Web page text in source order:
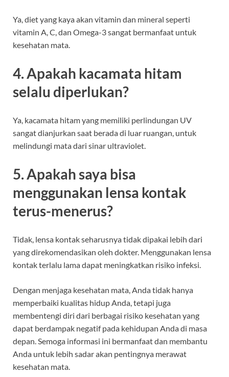
Ya, diet yang kaya akan vitamin dan mineral seperti
vitamin A, C, dan Omega-3 sangat bermanfaat untuk
kesehatan mata.
4. Apakah kacamata hitam
selalu diperlukan?
Ya, kacamata hitam yang memiliki perlindungan UV
sangat dianjurkan saat berada di luar ruangan, untuk
melindungi mata dari sinar ultraviolet.
5. Apakah saya bisa
menggunakan lensa kontak
terus-menerus?
Tidak, lensa kontak seharusnya tidak dipakai lebih dari
yang direkomendasikan oleh dokter. Menggunakan lensa
kontak terlalu lama dapat meningkatkan risiko infeksi.
Dengan menjaga kesehatan mata, Anda tidak hanya
memperbaiki kualitas hidup Anda, tetapi juga
membentengi diri dari berbagai risiko kesehatan yang
dapat berdampak negatif pada kehidupan Anda di masa
depan. Semoga informasi ini bermanfaat dan membantu
Anda untuk lebih sadar akan pentingnya merawat
kesehatan mata.